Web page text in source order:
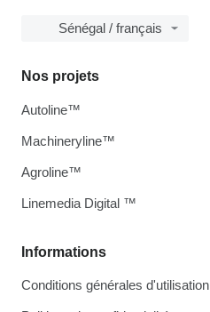
Sénégal / français
Informations
Conditions générales d'utilisation
Nos projets
Autoline™
Machineryline™
Agroline™
Linemedia Digital ™